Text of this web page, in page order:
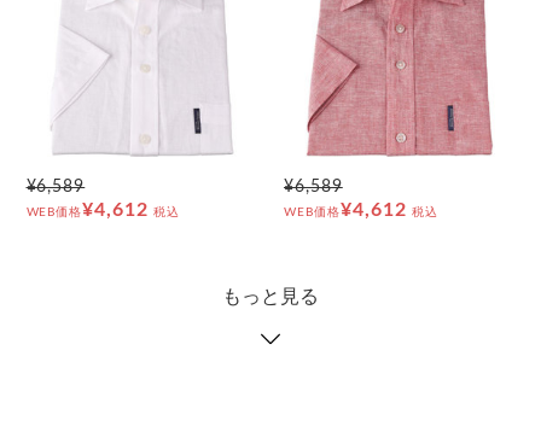
¥6,589
WEB価格¥4,612 税込
¥6,589
WEB価格¥4,612 税込
もっと見る